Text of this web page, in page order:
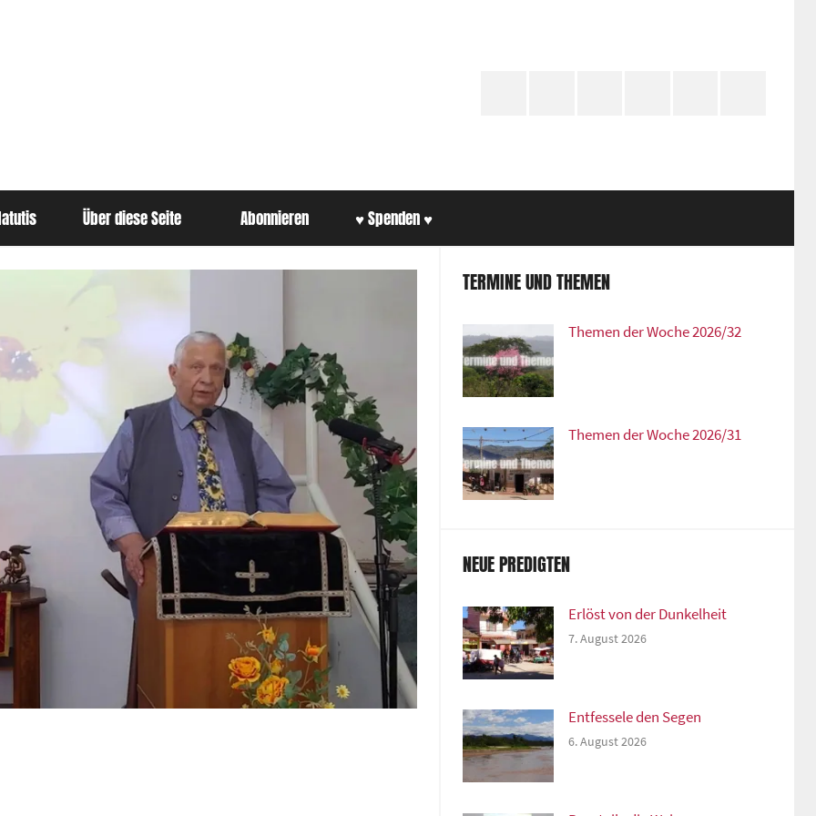
Über diese Seite Abonnieren ♥ Spenden ♥
TERMINE UND THEMEN
Themen der Woche 2026/32
Themen der Woche 2026/31
NEUE PREDIGTEN
Erlöst von der Dunkelheit
7. August 2026
Entfessele den Segen
6. August 2026